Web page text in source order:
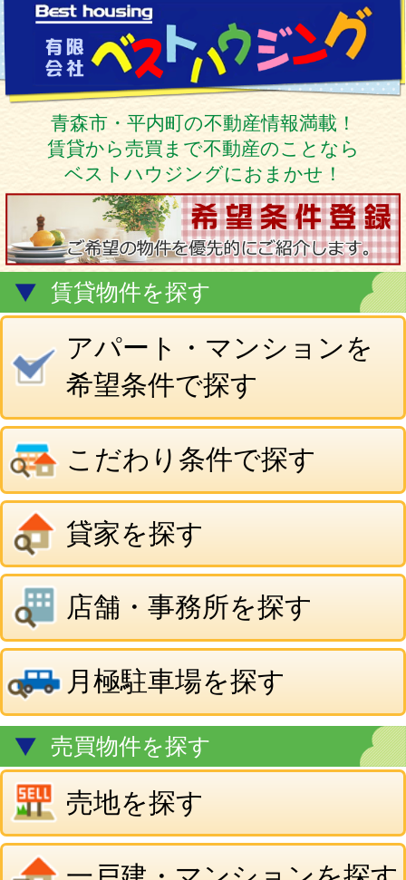
青森市・平内町の不動産情報満載！
賃貸から売買まで不動産のことなら
ベストハウジングにおまかせ！
賃貸物件を探す
アパート・マンションを
希望条件で探す
貸家を探す
店舗・事務所を探す
月極駐車場を探す
売買物件を探す
売地を探す
一戸建・マンションを探す
事業用・その他物件を探す
当社のご案内
有限会社 ベストハウジング
〒030-0846
青森市青森市青葉3丁目1番11号
TEL : 017-762-7511
FAX : 017-718-1503
■営業時間